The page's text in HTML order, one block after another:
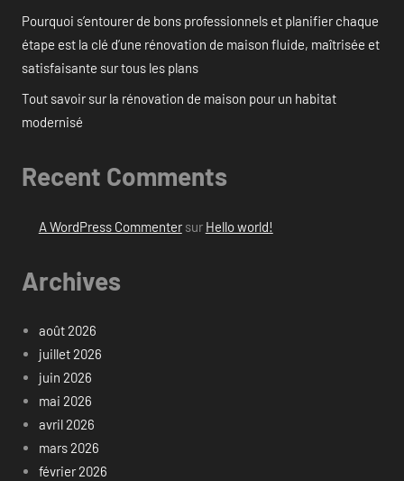
Pourquoi s’entourer de bons professionnels et planifier chaque
étape est la clé d’une rénovation de maison fluide, maîtrisée et
satisfaisante sur tous les plans
Tout savoir sur la rénovation de maison pour un habitat
modernisé
Recent Comments
A WordPress Commentersur Hello world!
Archives
août 2026
juillet 2026
juin 2026
mai 2026
avril 2026
mars 2026
février 2026